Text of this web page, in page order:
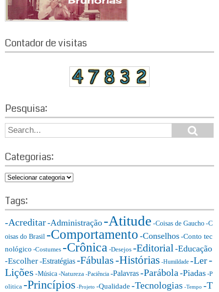
Contador de visitas
Pesquisa:
S
e
r
c
h
o
e
h
Categorias:
C
t
e
r
i
a
s:
Tags:
-Acreditar-Administração -Atitude -Coisas de Gaucho -C
oisas do Brasil -Comportamento -Conselhos-Conto tec
nológico -Costumes -Crônica -Desejos -Editorial-Educação
-Escolher-Estratégias-Fábulas-Histórias -Humildade -Ler-
Lições -Música -Natureza -Paciência -Palavras-Parábola -Piadas -P
olitica -Princípios -Projeto -Qualidade -Tecnologias -Tempo -T